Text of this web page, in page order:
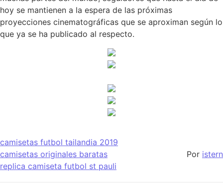
hoy se mantienen a la espera de las próximas
proyecciones cinematográficas que se aproximan según lo
que ya se ha publicado al respecto.
camisetas futbol tailandia 2019
camisetas originales baratas
replica camiseta futbol st pauli
Por istern